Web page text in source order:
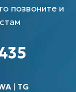
позвоните и
| TG